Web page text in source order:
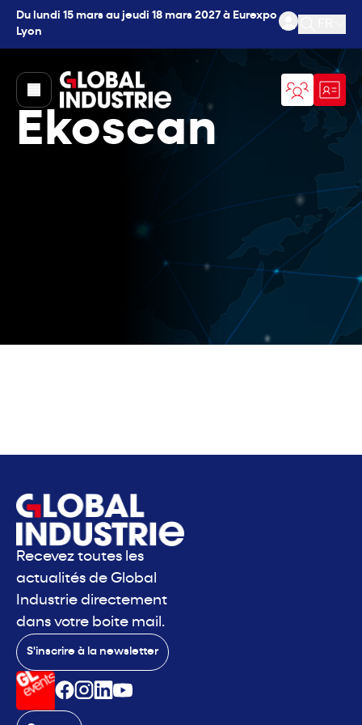
Du lundi 15 mars au jeudi 18 mars 2027 à Eurexpo
Lyon
Ouvrir
page.home
Ekoscan
Recevez toutes les
actualités de Global
Industrie directement
dans votre boite mail.
S'inscrire à la newsletter